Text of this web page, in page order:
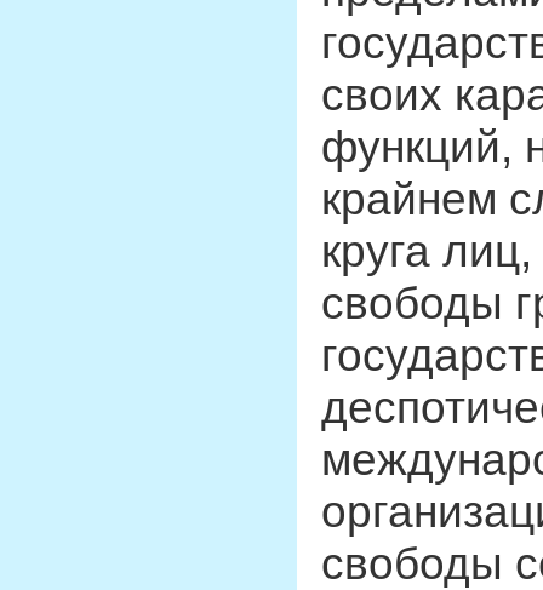
своих
функций,
крайнем
круга
свободы
свободы